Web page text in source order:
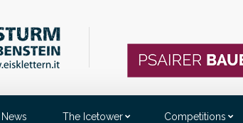
News The Icetower Competitions